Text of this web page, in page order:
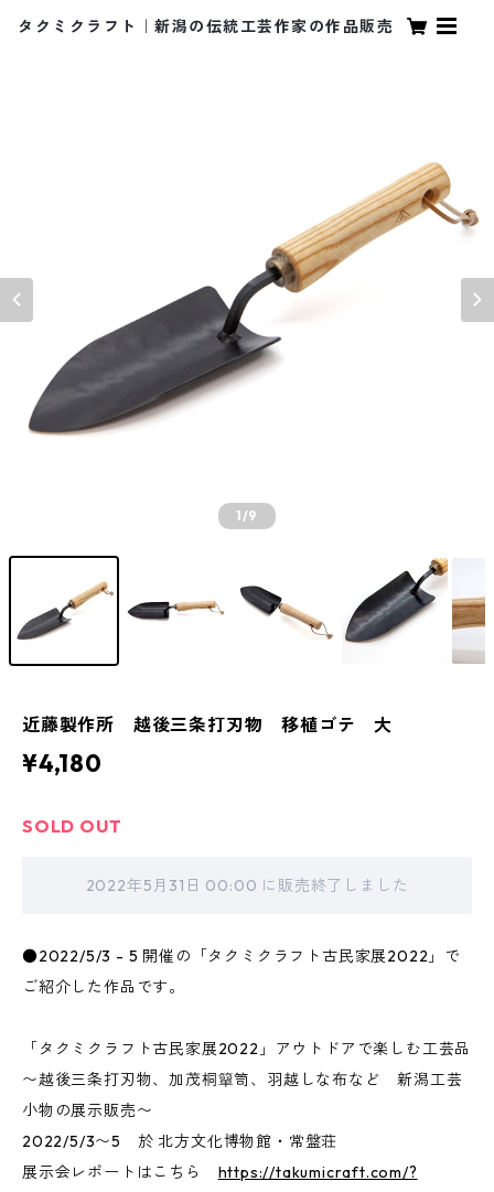
タクミクラフト｜新潟の伝統工芸作家の作品販売
1/9
近藤製作所 越後三条打刃物 移植ゴテ 大
¥4,180
SOLD OUT
2022年5月31日 00:00 に販売終了しました
●2022/5/3 - 5 開催の「タクミクラフト古民家展2022」で
ご紹介した作品です。
「タクミクラフト古民家展2022」アウトドアで楽しむ工芸品
〜越後三条打刃物、加茂桐簞笥、羽越しな布など 新潟工芸
小物の展示販売〜
2022/5/3〜5 於 北方文化博物館・常盤荘
展示会レポートはこちら https://takumicraft.com/?